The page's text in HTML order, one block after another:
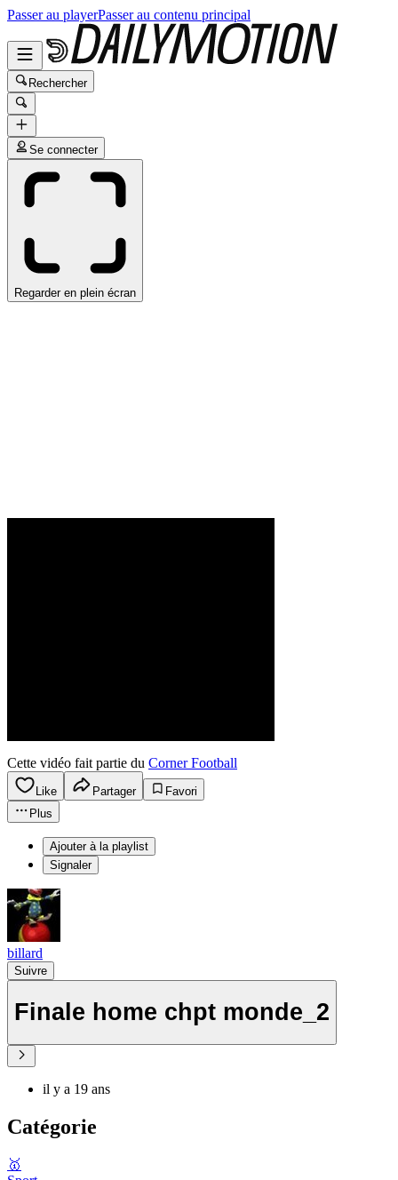
Passer au playerPasser au contenu principal
Rechercher
Se connecter
Regarder en plein écran
Cette vidéo fait partie du Corner Football
Like Partager
Favori
Plus
Ajouter à la playlist
Signaler
billard
Suivre
Finale home chpt monde_2
il y a 19 ans
Catégorie
🥇